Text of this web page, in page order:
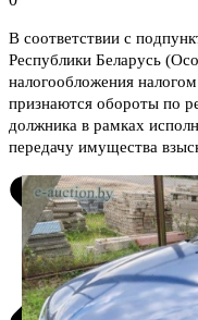
В соответствии с
Республики Беларусь
налогообложения
признаются обороты по
должника в рамках
передачу имущества